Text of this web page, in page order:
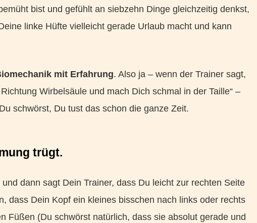
bist und gefühlt an siebzehn Dinge gleichzeitig denkst,
linke Hüfte vielleicht gerade Urlaub macht und kann
mit Erfahrung. Also ja – wenn der Trainer sagt,
Wirbelsäule und mach Dich schmal in der Taille“ –
schwörst, Du tust das schon die ganze Zeit.
trügt.
dann sagt Dein Trainer, dass Du leicht zur rechten Seite
dass Dein Kopf ein kleines bisschen nach links oder rechts
Füßen (Du schwörst natürlich, dass sie absolut gerade und